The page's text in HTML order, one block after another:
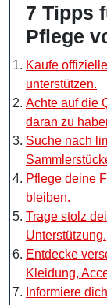
7 Tipps
Pflege
Kaufe
unterstützen.
Achte auf die
daran zu
Suche nach
Pflege deine
bleiben.
Trage stolz
Unterstützung.
Entdecke
Kleidung,
Informiere